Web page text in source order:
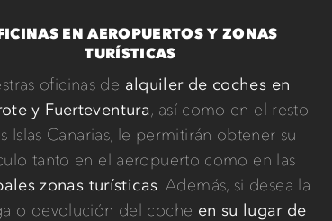
EN AEROPUERTOS Y ZONAS
TURÍSTICAS
oficinas de alquiler de coches en
y Fuerteventura, así como en el resto
Islas Canarias, le permitirán obtener su
tanto en el aeropuerto como en las
zonas turísticas. Además, si desea la
o devolución del coche en su lugar de